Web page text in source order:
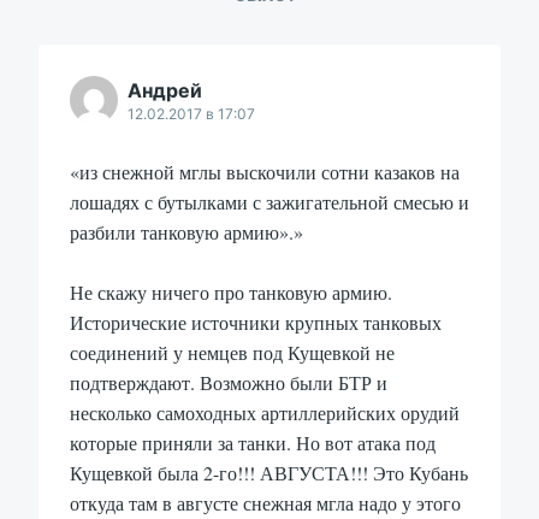
Андрей
12.02.2017 в 17:07
«из снежной мглы выскочили сотни казаков на
лошадях с бутылками с зажигательной смесью и
разбили танковую армию».»
Не скажу ничего про танковую армию.
Исторические источники крупных танковых
соединений у немцев под Кущевкой не
подтверждают. Возможно были БТР и
несколько самоходных артиллерийских орудий
которые приняли за танки. Но вот атака под
Кущевкой была 2-го!!! АВГУСТА!!! Это Кубань
откуда там в августе снежная мгла надо у этого